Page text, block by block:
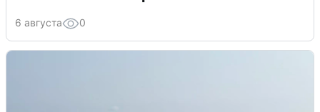
6 августа 0